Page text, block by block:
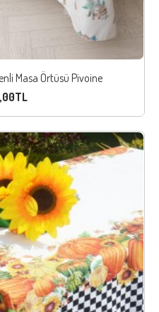
Masa Örtüsü Pivoine